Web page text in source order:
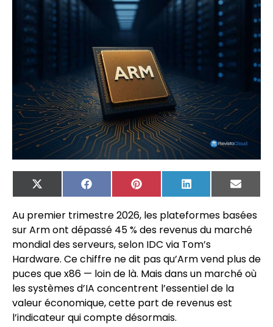
X
(Twitter)
FacebookPinterest LinkedIn
Email
Au premier trimestre 2026, les plateformes basées
sur Arm ont dépassé 45 % des revenus du marché
mondial des serveurs, selon IDC via Tom’s
Hardware. Ce chiffre ne dit pas qu’Arm vend plus de
puces que x86 — loin de là. Mais dans un marché où
les systèmes d’IA concentrent l’essentiel de la
valeur économique, cette part de revenus est
l’indicateur qui compte désormais.